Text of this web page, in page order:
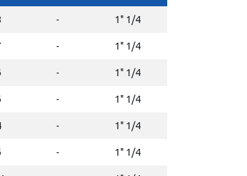
- 1" 1/4
- 1" 1/4
- 1" 1/4
- 1" 1/4
- 1" 1/4
- 1" 1/4